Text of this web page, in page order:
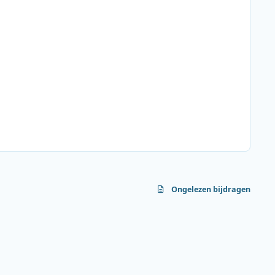
live vanuit de regio’s. Goeiemorgen
Ongelezen bijdragen